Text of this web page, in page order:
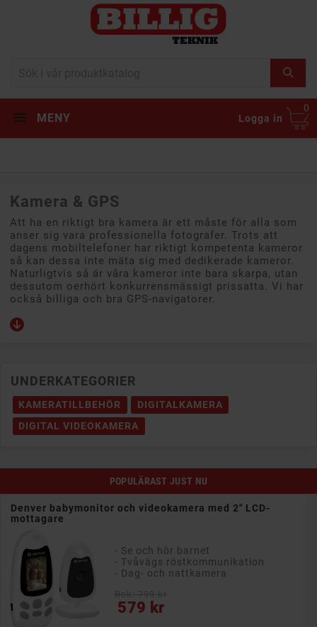
MENY Logga in
0
Kamera & GPS
Att ha en riktigt bra kamera är ett måste för alla som
anser sig vara professionella fotografer. Trots att
dagens mobiltelefoner har riktigt kompetenta kameror
så kan dessa inte mäta sig med dedikerade kameror.
Naturligtvis så är våra kameror inte bara skarpa, utan
dessutom oerhört konkurrensmässigt prissatta. Vi har
också billiga och bra GPS-navigatorer.
UNDERKATEGORIER
KAMERATILLBEHÖR
DIGITALKAMERA
DIGITAL VIDEOKAMERA
POPULÄRAST JUST NU
Denver babymonitor och videokamera med 2" LCD-
mottagare
- Se och hör barnet
- Tvåvägs röstkommunikation
- Dag- och nattkamera
579 kr
Pris